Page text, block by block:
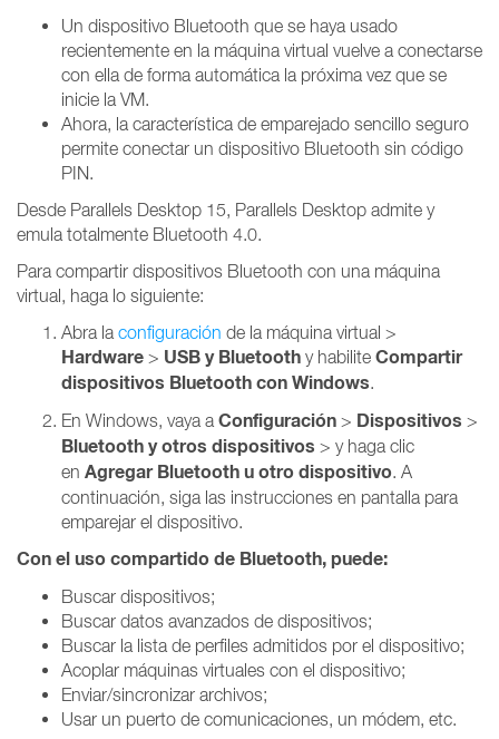
Un dispositivo Bluetooth que se haya usado
recientemente en la máquina virtual vuelve a conectarse
con ella de forma automática la próxima vez que se
inicie la VM.
Ahora, la característica de emparejado sencillo seguro
permite conectar un dispositivo Bluetooth sin código
PIN.
Desde Parallels Desktop 15, Parallels Desktop admite y
emula totalmente Bluetooth 4.0.
Para compartir dispositivos Bluetooth con una máquina
virtual, haga lo siguiente:
Abra la configuración de la máquina virtual >
Hardware > USB y Bluetooth y habilite Compartir
dispositivos Bluetooth con Windows.
En Windows, vaya a Configuración > Dispositivos >
Bluetooth y otros dispositivos > y haga clic
en Agregar Bluetooth u otro dispositivo. A
continuación, siga las instrucciones en pantalla para
emparejar el dispositivo.
Con el uso compartido de Bluetooth, puede:
Buscar dispositivos;
Buscar datos avanzados de dispositivos;
Buscar la lista de perfiles admitidos por el dispositivo;
Acoplar máquinas virtuales con el dispositivo;
Enviar/sincronizar archivos;
Usar un puerto de comunicaciones, un módem, etc.